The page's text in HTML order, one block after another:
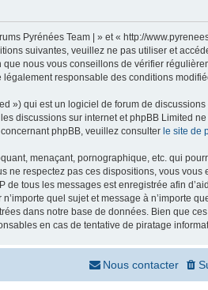
Pyrénées Team | » et « http://
suivantes, veuillez ne pas utiliser et
nous vous conseillons de vérifier
responsable des conditions
») qui est un logiciel de forum de
discussions sur internet et phpBB Limited
phpBB, veuillez consulter le site de
menaçant, pornographique, etc. qui
respectez pas ces dispositions, vous
tous les messages est enregistrée afin
quel sujet et message à n’importe
dans notre base de données. Bien que
en cas de tentative de piratage
Nous contacter